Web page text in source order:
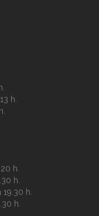
h.
h.
h.
h.
h.